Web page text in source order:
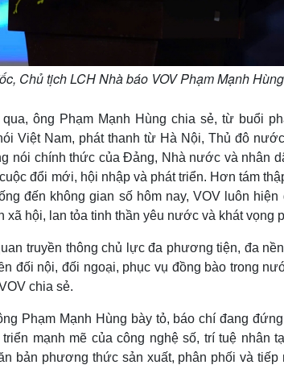
Chủ tịch LCH Nhà báo VOV Phạm Mạnh
ông Phạm Mạnh Hùng chia sẻ, từ buổi
Việt Nam, phát thanh từ Hà Nội, Thủ đô
nói chính thức của Đảng, Nhà nước và nhân
đổi mới, hội nhập và phát triển. Hơn tám
đến không gian số hôm nay, VOV luôn
xã hội, lan tỏa tinh thần yêu nước và khát vọng
truyền thông chủ lực đa phương tiện, đa
đối nội, đối ngoại, phục vụ đồng bào trong
chia sẻ.
Phạm Mạnh Hùng bày tỏ, báo chí đang
mạnh mẽ của công nghệ số, trí tuệ nhân
bản phương thức sản xuất, phân phối và tiếp